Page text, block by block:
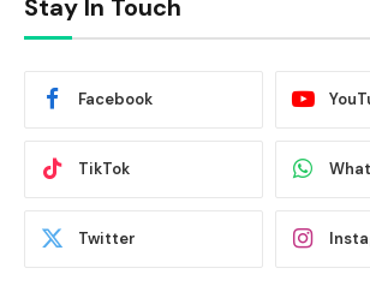
Stay In Touch
Facebook
TikTok
Twitter